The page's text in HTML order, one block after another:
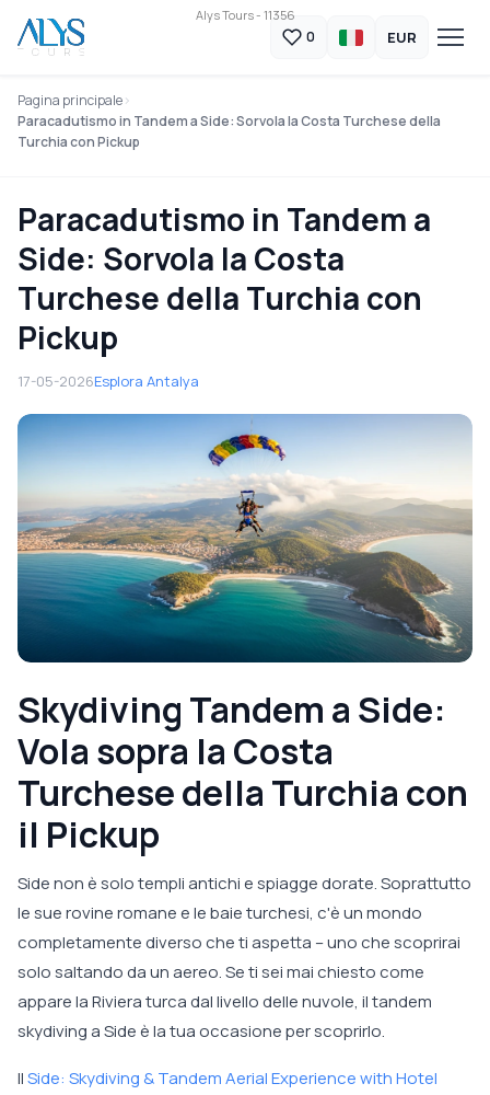
Alys Tours - 11356
0 EUR
Pagina principale
Paracadutismo in Tandem a Side: Sorvola la Costa Turchese della
Turchia con Pickup
Paracadutismo in Tandem a
Side: Sorvola la Costa
Turchese della Turchia con
Pickup
17-05-2026Esplora Antalya
Skydiving Tandem a Side:
Vola sopra la Costa
Turchese della Turchia con
il Pickup
Side non è solo templi antichi e spiagge dorate. Soprattutto
le sue rovine romane e le baie turchesi, c'è un mondo
completamente diverso che ti aspetta – uno che scoprirai
solo saltando da un aereo. Se ti sei mai chiesto come
appare la Riviera turca dal livello delle nuvole, il tandem
skydiving a Side è la tua occasione per scoprirlo.
IlSide: Skydiving & Tandem Aerial Experience with Hotel